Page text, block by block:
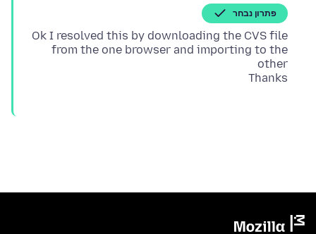
פתרון נבחר
Ok I resolved this by downloading the CVS file
from the one browser and importing to the
Thanks